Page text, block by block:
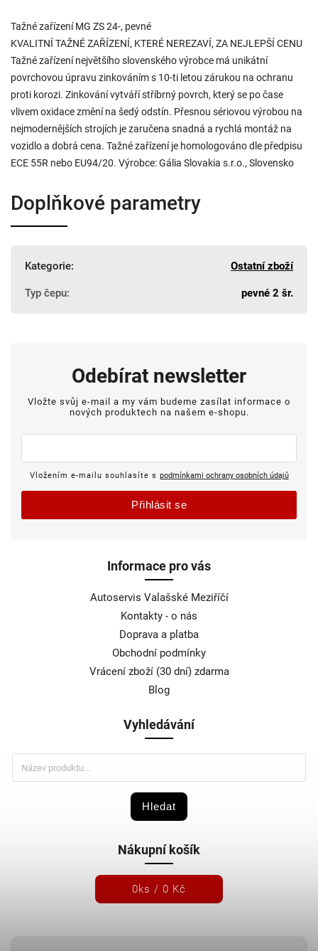
Tažné zařízení MG ZS 24-, pevné
KVALITNÍ TAŽNÉ ZAŘÍZENÍ, KTERÉ NEREZAVÍ, ZA NEJLEPŠÍ CENU
Tažné zařízení největšího slovenského výrobce má unikátní
povrchovou úpravu zinkováním s 10-ti letou zárukou na ochranu
proti korozi. Zinkování vytváří stříbrný povrch, který se po čase
vlivem oxidace změní na šedý odstín. Přesnou sériovou výrobou na
nejmodernějších strojích je zaručena snadná a rychlá montáž na
vozidlo a dobrá cena. Tažné zařízení je homologováno dle předpisu
ECE 55R nebo EU94/20. Výrobce: Gália Slovakia s.r.o., Slovensko
Doplňkové parametry
Kategorie: Ostatní zboží
Typ čepu: pevné 2 šr.
Informace pro vás
Autoservis Valašské Meziříčí
Kontakty - o nás
Doprava a platba
Obchodní podmínky
Vrácení zboží (30 dní) zdarma
Blog
Vyhledávání
Hledat
Nákupní košík
0ks / 0 Kč
Odebírat newsletter
Vložte svůj e-mail a my vám budeme zasílat informace o
nových produktech na našem e-shopu.
Vložením e-mailu souhlasíte s podmínkami ochrany osobních údajů
Přihlásit se